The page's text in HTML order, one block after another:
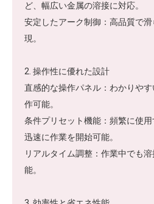
ど、幅広い金属の溶接に対応。
安定したアーク制御：高品質で
現。
2. 操作性に優れた設計
直感的な操作パネル：わかりや
作可能。
条件プリセット機能：頻繁に使用
迅速に作業を開始可能。
リアルタイム調整：作業中でも
能。